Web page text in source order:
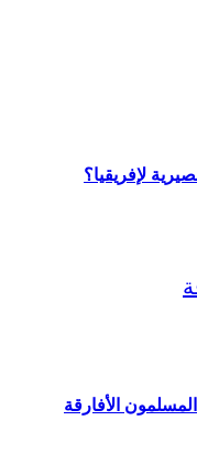
لإفريقيا؟
الأفارقة